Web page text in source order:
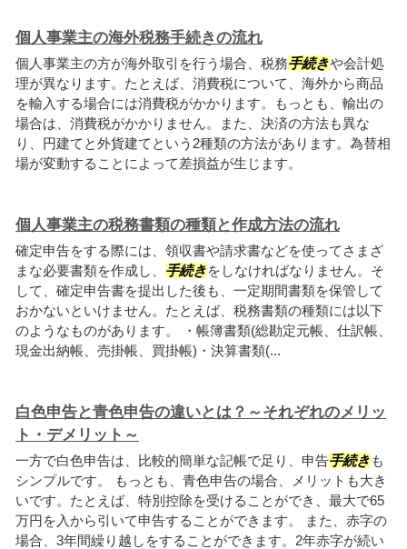
個人事業主の海外税務手続きの流れ
個人事業主の方が海外取引を行う場合、税務手続きや会計処
理が異なります。たとえば、消費税について、海外から商品
を輸入する場合には消費税がかかります。もっとも、輸出の
場合は、消費税がかかりません。また、決済の方法も異な
り、円建てと外貨建てという2種類の方法があります。為替相
場が変動することによって差損益が生じます。
個人事業主の税務書類の種類と作成方法の流れ
確定申告をする際には、領収書や請求書などを使ってさまざ
まな必要書類を作成し、 手続きをしなければなりません。そ
して、確定申告書を提出した後も、一定期間書類を保管して
おかないといけません。たとえば、税務書類の種類には以下
のようなものがあります。 ・帳簿書類(総勘定元帳、仕訳帳、
現金出納帳、売掛帳、買掛帳)・決算書類(...
白色申告と青色申告の違いとは？～それぞれのメリッ
ト・デメリット～
一方で白色申告は、比較的簡単な記帳で足り、申告手続き も
シンプルです。 もっとも、青色申告の場合、メリットも大き
いです。たとえば、特別控除を受けることができ、最大で65
万円を入から引いて申告することができます。 また、赤字の
場合、3年間繰り越しをすることができます。2年赤字が続い